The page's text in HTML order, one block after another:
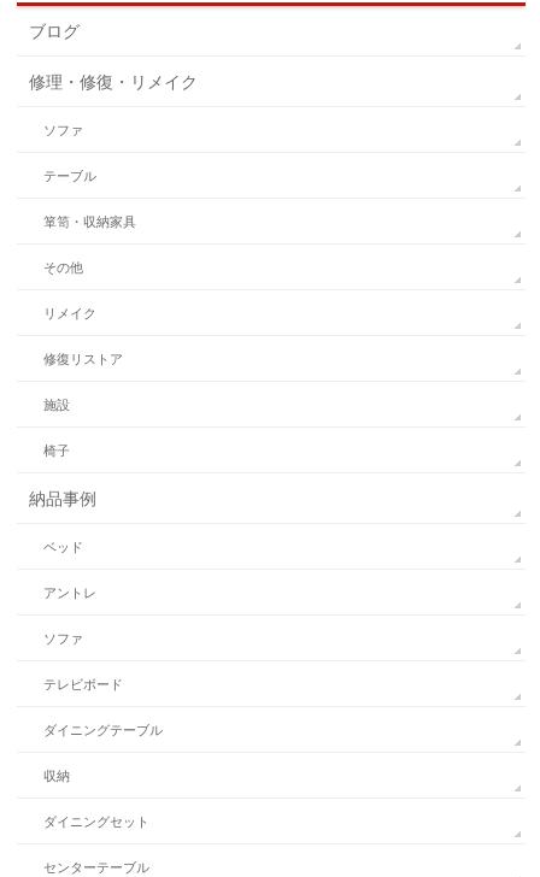
ブログ
修理・修復・リメイク
ソファ
テーブル
箪笥・収納家具
その他
リメイク
修復リストア
施設
椅子
納品事例
ベッド
アントレ
ソファ
テレビボード
ダイニングテーブル
収納
ダイニングセット
センターテーブル